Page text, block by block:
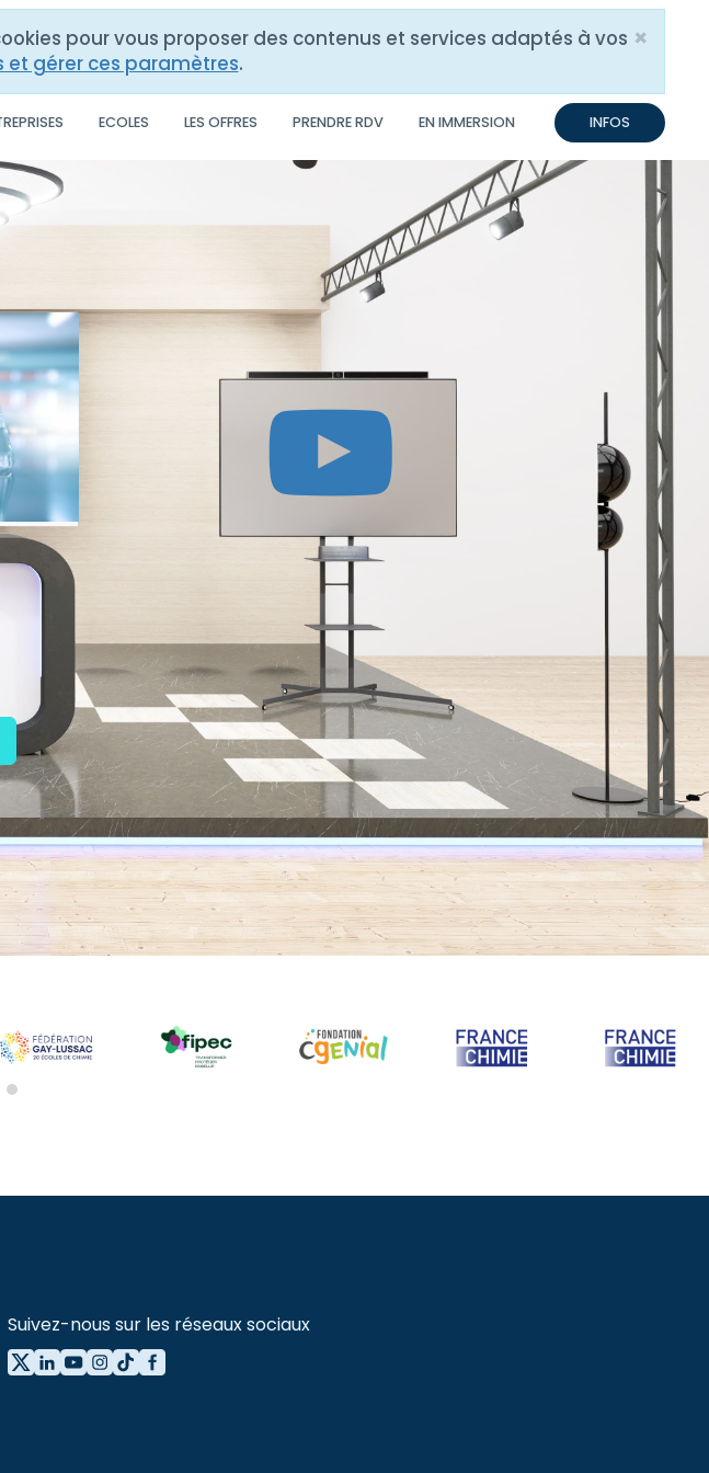
×
pour vous proposer des contenus et services adaptés à vos
et gérer ces paramètres.
ECOLES LES OFFRES PRENDRE RDV EN IMMERSION INFOS
Suivez-nous sur les réseaux sociaux